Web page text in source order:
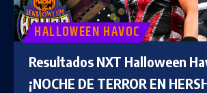
HALLOWEEN HAVOC
Resultados NXT Halloween
¡NOCHE DE TERROR EN